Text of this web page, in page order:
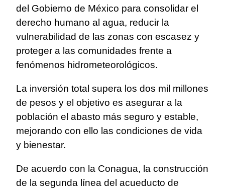
del Gobierno de México para consolidar el
derecho humano al agua, reducir la
vulnerabilidad de las zonas con escasez y
proteger a las comunidades frente a
fenómenos hidrometeorológicos.
La inversión total supera los dos mil millones
de pesos y el objetivo es asegurar a la
población el abasto más seguro y estable,
mejorando con ello las condiciones de vida
y bienestar.
De acuerdo con la Conagua, la construcción
de la segunda línea del acueducto de